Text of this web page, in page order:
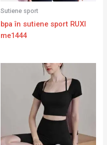
Sutiene sport
bpa în sutiene sport RUXI
me1444